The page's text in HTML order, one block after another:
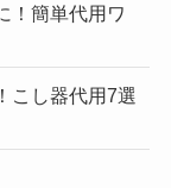
！簡単代用ワ
こし器代用7選